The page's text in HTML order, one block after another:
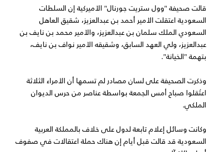
قالت صحيفة "وول ستريت جورنال" الأميركية إن السلطات
السعودية اعتقلت الأمير أحمد بن عبدالعزيز، شقيق العاهل
السعودي الملك سلمان بن عبدالعزيز، والأمير محمد بن نايف بن
عبدالعزيز، ولي العهد السابق، وشقيقه الأمير نواف بن نايف،
بتهمة "الخيانة".
وذكرت الصحيفة على لسان مصادر لم تسمها أن الأمراء الثلاثة
اعتُقلوا صباح أمس الجمعة بواسطة عناصر من حرس الديوان
الملكي.
وكانت وسائل إعلام تابعة لدول على خلاف بالمملكة العربية
السعودية قد قالت قبل أيام إن هناك حملة اعتقالات في صفوف